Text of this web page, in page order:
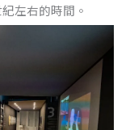
左右的時間。